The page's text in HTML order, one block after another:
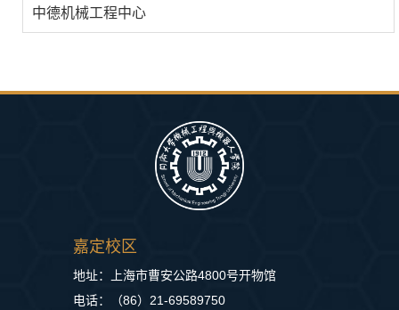
中德机械工程中心
嘉定校区
地址：上海市曹安公路4800号开物馆
电话：（86）21-69589750